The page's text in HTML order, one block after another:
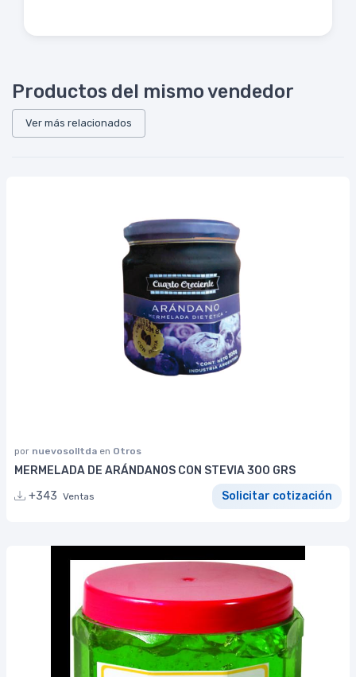
Productos del mismo vendedor
Ver más relacionados
por nuevosolltda en Otros
MERMELADA DE ARÁNDANOS CON STEVIA 300 GRS
+343 Ventas Solicitar cotización